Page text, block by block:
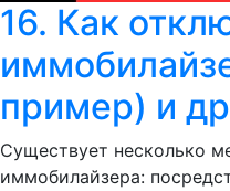
16. Как
пример) и
Существует несколько
иммобилайзера: